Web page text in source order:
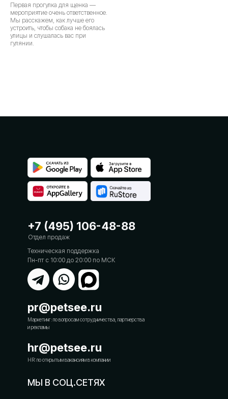
Первая прогулка для щенка —
мероприятие очень ответственное.
Мы расскажем, как лучше его
устроить, чтобы собака не боялась
улицы и слушалась вас при
гулянии.
МЫ В СОЦ.СЕТЯХ
Техническая поддержка
Пн-пт с 10:00 до 20:00 по МСК
Отдел продаж
+7 (495) 106-48-88
HR: по открытым вакансиям в компании
pr@petsee.ru
hr@petsee.ru
Маркетинг: по вопросам сотрудничества, партнерства
и рекламы